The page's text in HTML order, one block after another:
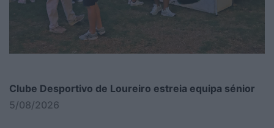
Clube Desportivo de Loureiro estreia equipa sénior
5/08/2026